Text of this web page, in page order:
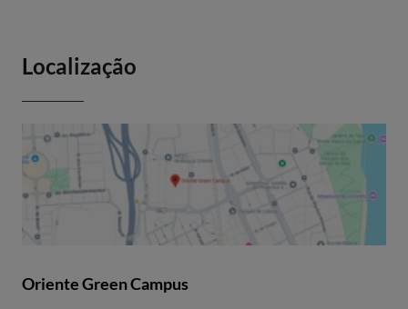
Localização
Oriente Green Campus